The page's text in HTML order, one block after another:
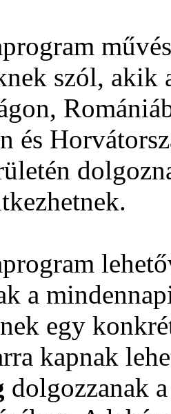
szól, akik
és
a
egy
kapnak
dolgozzanak